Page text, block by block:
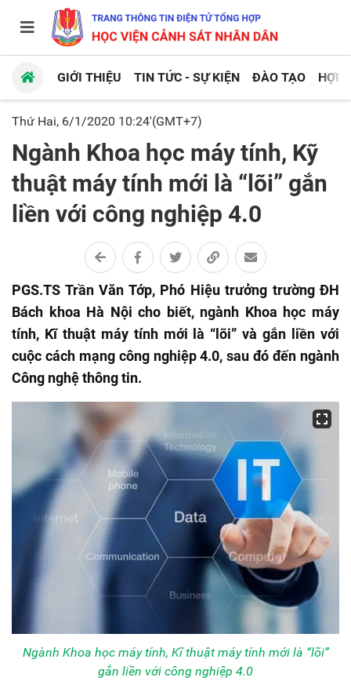
GIỚI THIỆU TIN TỨC - SỰ KIỆN ĐÀO TẠO HỢP
Thứ Hai, 6/1/2020 10:24'(GMT+7)
Ngành Khoa học máy tính, Kỹ
thuật máy tính mới là “lõi” gắn
liền với công nghiệp 4.0
PGS.TS Trần Văn Tớp, Phó Hiệu trưởng trường ĐH
Bách khoa Hà Nội cho biết, ngành Khoa học máy
tính, Kĩ thuật máy tính mới là “lõi” và gắn liền với
cuộc cách mạng công nghiệp 4.0, sau đó đến ngành
Công nghệ thông tin.
Ngành Khoa học máy tính, Kĩ thuật máy tính mới là “lõi”
gắn liền với công nghiệp 4.0